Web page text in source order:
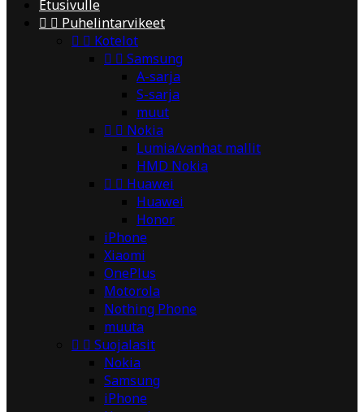
Etusivulle
  Puhelintarvikeet
  Kotelot
  Samsung
A-sarja
S-sarja
muut
  Nokia
Lumia/vanhat mallit
HMD Nokia
  Huawei
Huawei
Honor
iPhone
Xiaomi
OnePlus
Motorola
Nothing Phone
muuta
  Suojalasit
Nokia
Samsung
iPhone